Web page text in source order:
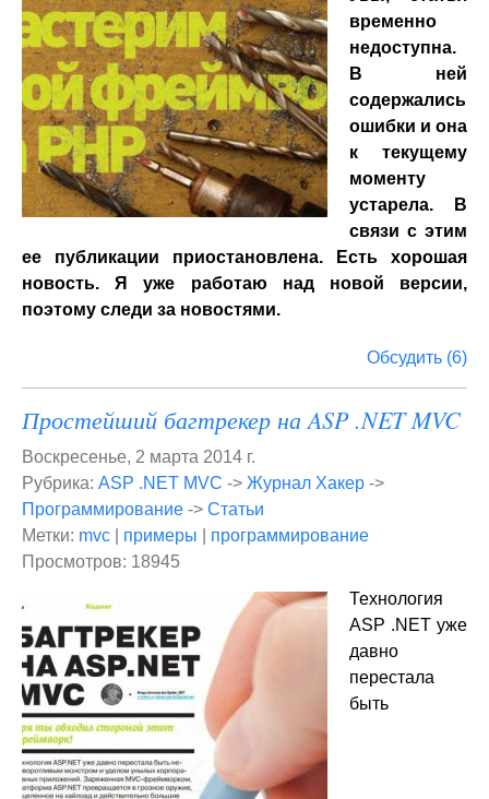
временно
недоступна.
В ней
содержались
ошибки и она
к текущему
моменту
устарела. В
связи с этим
ее публикации приостановлена. Есть хорошая
новость. Я уже работаю над новой версии,
поэтому следи за новостями.
Обсудить (6)
Простейший багтрекер на ASP .NET MVC
Воскресенье, 2 марта 2014 г.
Рубрика: ASP .NET MVC -> Журнал Хакер ->
Программирование -> Статьи
Метки: mvc примеры
программирование
Просмотров: 18945
Технология
ASP .NET уже
давно
перестала
быть